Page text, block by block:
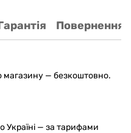
Повернення
магазину — безкоштовно.
— за тарифами